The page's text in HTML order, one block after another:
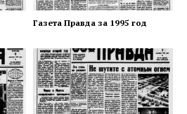
Газета Правда за 1995 год